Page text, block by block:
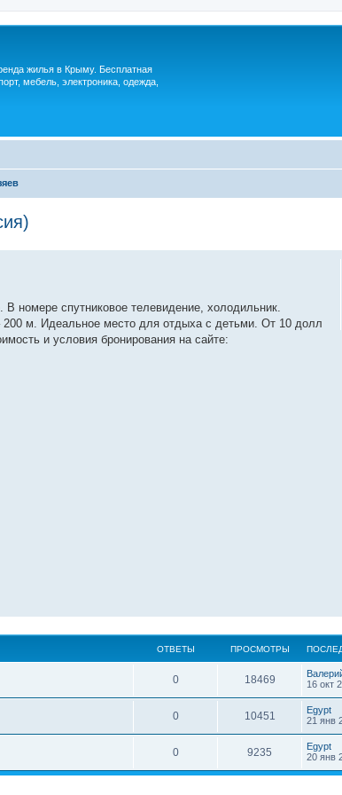
жилья в Крыму. Бесплатная
мебель, электроника, одежда,
номере спутниковое телевидение, холодильник.
200 м. Идеальное место для отдыха с детьми. От 10 долл
и условия бронирования на сайте:
ОТВЕТЫ ПРОСМОТРЫ
0 18469
16 окт
0 10451
Egypt
21 янв
0 9235
Egypt
20 янв